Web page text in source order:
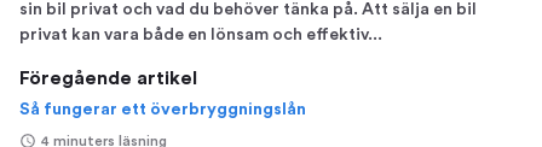
sin bil privat och vad du behöver tänka på. Att sälja en bil
privat kan vara både en lönsam och effektiv...
Föregående artikel
Så fungerar ett överbryggningslån
4 minuters läsning